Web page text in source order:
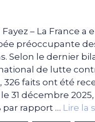
Fayez – La France a
préoccupante
Selon le dernier
national de lutte
326 faits ont été
le 31 décembre
par rapport … Lire la